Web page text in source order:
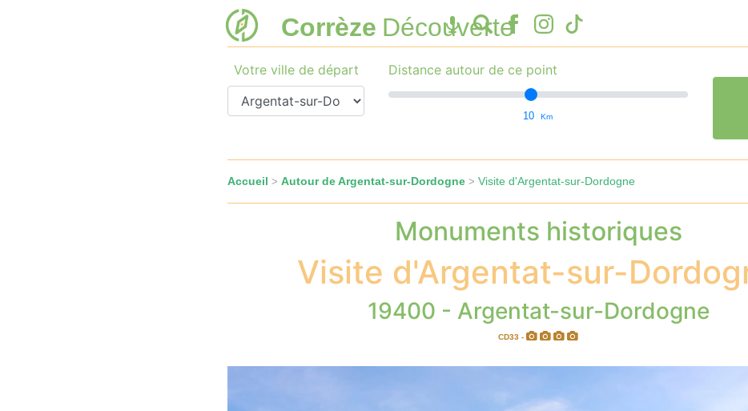
Corrèze Découverte
Votre ville de départ Distance autour de ce point
10 Km
Accueil > Autour de Argentat-sur-Dordogne> Visite d'Argentat-sur-Dordogne
Monuments historiques
Visite d'Argentat-sur-
19400 - Argentat-sur-Dordogne
CD33 -